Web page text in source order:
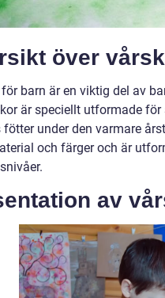
över
barn är en viktig del av
är speciellt utformade
fötter under den varmare
och färger och är
av